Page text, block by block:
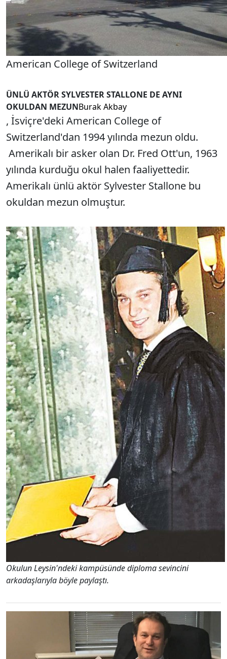
American College of Switzerland
ÜNLÜ AKTÖR SYLVESTER STALLONE DE AYNI
OKULDAN MEZUNBurak Akbay
, İsviçre'deki American College of
Switzerland'dan 1994 yılında mezun oldu.
Amerikalı bir asker olan Dr. Fred Ott'un, 1963
yılında kurduğu okul halen faaliyettedir.
Amerikalı ünlü aktör Sylvester Stallone bu
okuldan mezun olmuştur.
Okulun Leysin'ndeki kampüsünde diploma sevincini
arkadaşlarıyla böyle paylaştı.